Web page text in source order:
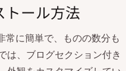
ール方法
に簡単で、ものの数分も
は、ブログセクション付き